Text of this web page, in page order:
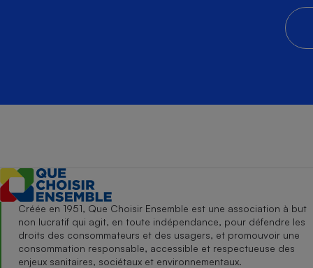
Créée en 1951, Que Choisir Ensemble est une association à but
non lucratif qui agit, en toute indépendance, pour défendre les
droits des consommateurs et des usagers, et promouvoir une
consommation responsable, accessible et respectueuse des
enjeux sanitaires, sociétaux et environnementaux.